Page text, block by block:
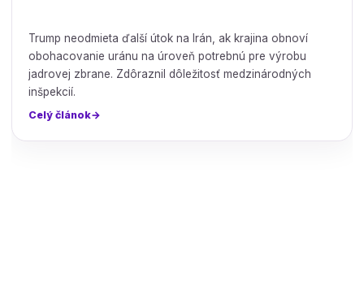
Trump neodmieta ďalší útok na Irán, ak krajina obnoví
obohacovanie uránu na úroveň potrebnú pre výrobu
jadrovej zbrane. Zdôraznil dôležitosť medzinárodných
inšpekcií.
Celý článok